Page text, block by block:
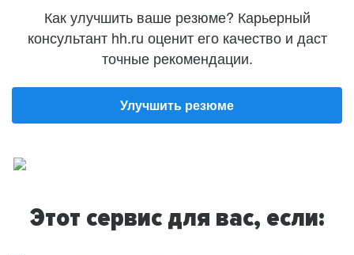
Как улучшить ваше резюме? Карьерный
консультант hh.ru оценит его качество и даст
точные рекомендации.
Улучшить резюме
Этот сервис для вас, если: